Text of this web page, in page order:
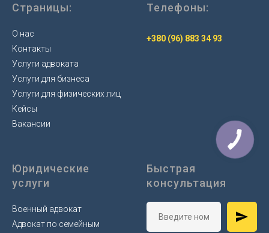
Страницы:
О нас
Контакты
Услуги адвоката
Услуги для бизнеса
Услуги для физических лиц
Кейсы
Вакансии
Телефоны:
+380 (96) 883 34 93
Юридические
услуги
Военный адвокат
Адвокат по семейным
Быстрая
консультация